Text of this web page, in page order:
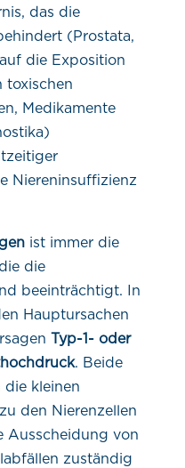
das die
(Prostata,
die Exposition
toxischen
Medikamente
Niereninsuffizienz
ist immer die
die
beeinträchtigt. In
Hauptursachen
Typ-1- oder
. Beide
die kleinen
den Nierenzellen
Ausscheidung von
zuständig